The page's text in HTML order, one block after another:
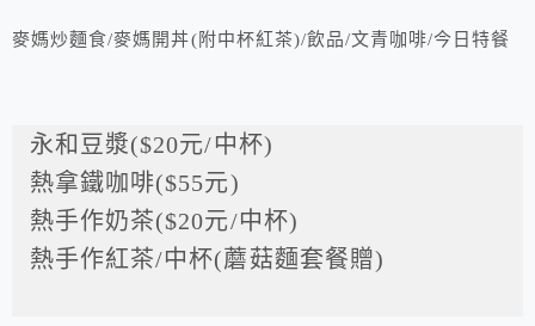
麥媽炒麵食/麥媽開丼(附中杯紅茶)/飲品/文青咖啡/今日特餐
永和豆漿($20元/中杯)
熱拿鐵咖啡($55元)
熱手作奶茶($20元/中杯)
熱手作紅茶/中杯(蘑菇麵套餐贈)